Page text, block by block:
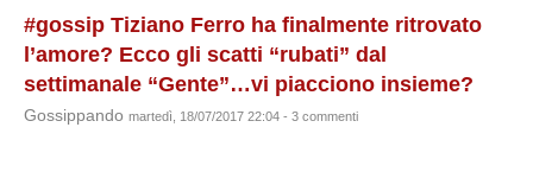
#gossip Tiziano Ferro ha finalmente ritrovato
l’amore? Ecco gli scatti “rubati” dal
settimanale “Gente”…vi piacciono insieme?
Gossippando martedì, 18/07/2017 22:04 - 3 commenti